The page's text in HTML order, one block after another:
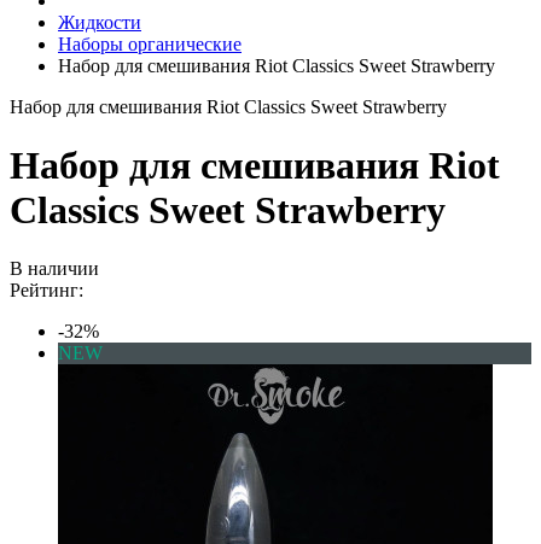
Жидкости
Наборы органические
Набор для смешивания Riot Classics Sweet Strawberry
Набор для смешивания Riot Classics Sweet Strawberry
Набор для смешивания Riot
Classics Sweet Strawberry
В наличии
Рейтинг:
-32%
NEW